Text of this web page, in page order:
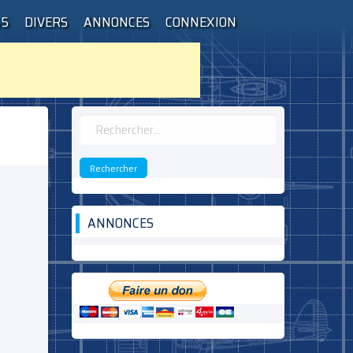
DIVERS ANNONCES CONNEXION
Rechercher :
ANNONCES